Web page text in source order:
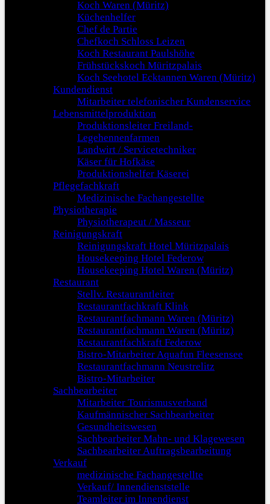
Koch Waren (Müritz)
Küchenhelfer
Chef de Partie
Chefkoch Schloss Leizen
Koch Restaurant Paulshöhe
Frühstückskoch Müritzpalais
Koch Seehotel Ecktannen Waren (Müritz)
Kundendienst
Mitarbeiter telefonischer Kundenservice
Lebensmittelproduktion
Produktionsleiter Freiland-
Legehennenfarmen
Landwirt / Servicetechniker
Käser für Hofkäse
Produktionshelfer Käserei
Pflegefachkraft
Medizinische Fachangestellte
Physiotherapie
Physiotherapeut / Masseur
Reinigungskraft
Reinigungskraft Hotel Müritzpalais
Housekeeping Hotel Federow
Housekeeping Hotel Waren (Müritz)
Restaurant
Stellv. Restaurantleiter
Restaurantfachkraft Klink
Restaurantfachmann Waren (Müritz)
Restaurantfachmann Waren (Müritz)
Restaurantfachkraft Federow
Bistro-Mitarbeiter Aquafun Fleesensee
Restaurantfachmann Neustrelitz
Bistro-Mitarbeiter
Sachbearbeiter
Mitarbeiter Tourismusverband
Kaufmännischer Sachbearbeiter
Gesundheitswesen
Sachbearbeiter Mahn- und Klagewesen
Sachbearbeiter Auftragsbearbeitung
Verkauf
medizinische Fachangestellte
Verkauf/ Innendienststelle
Teamleiter im Innendienst